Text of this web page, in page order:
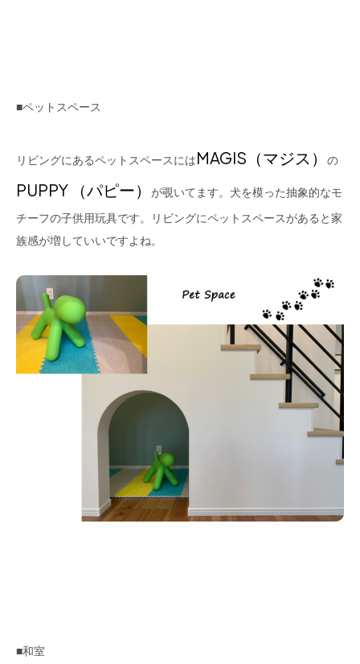
■ペットスペース
リビングにあるペットスペースにはMAGIS（マジス） の
PUPPY （パピー）
が覗いてます。犬を模った抽象的なモ
チーフの子供用玩具です。リビングにペットスペースがあると家
族感が増していいですよね。
■和室